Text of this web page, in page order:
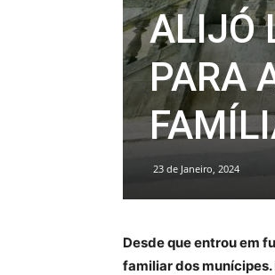
ALIJÓ
PARA
23 de Janeiro, 2024
Desde que entrou em
familiar dos